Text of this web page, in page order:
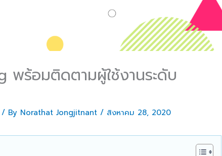
พร้อมติดตามผู้ใช้งานระดับ
/ By Norathat Jongjitnant / สิงหาคม 28, 2020